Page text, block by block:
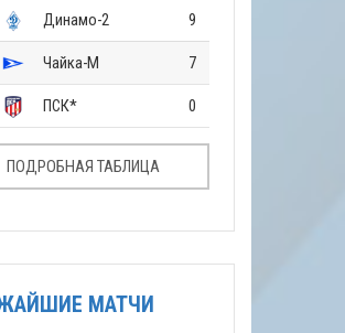
Динамо-2 9
Чайка-М 7
ПСК* 0
ПОДРОБНАЯ ТАБЛИЦА
МАТЧИ